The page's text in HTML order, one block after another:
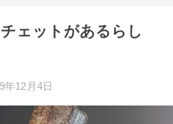
ェットがあるらし
年12月4日